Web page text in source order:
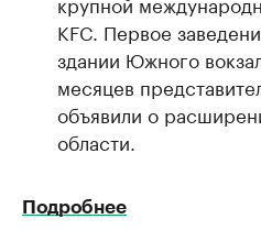
KFC. Первое
здании Южного
месяцев
объявили о
области.
Подробнее